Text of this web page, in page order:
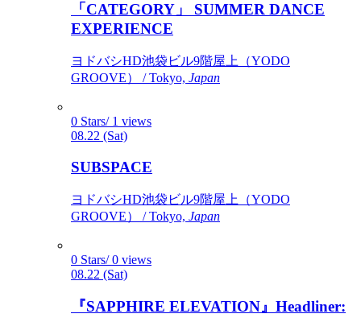
「CATEGORY」 SUMMER DANCE
EXPERIENCE
ヨドバシHD池袋ビル9階屋上（YODO
GROOVE） / Tokyo, Japan
0 Stars/ 1 views
08.22 (Sat)
SUBSPACE
ヨドバシHD池袋ビル9階屋上（YODO
GROOVE） / Tokyo, Japan
0 Stars/ 0 views
08.22 (Sat)
『SAPPHIRE ELEVATION』Headliner: